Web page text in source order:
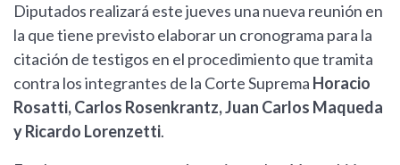
Diputados realizará este jueves una nueva reunión en
la que tiene previsto elaborar un cronograma para la
citación de testigos en el procedimiento que tramita
contra los integrantes de la Corte Suprema Horacio
Rosatti, Carlos Rosenkrantz, Juan Carlos Maqueda
y Ricardo Lorenzetti.